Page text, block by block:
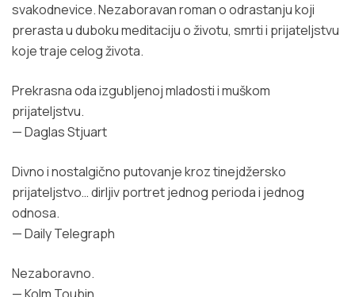
svakodnevice. Nezaboravan roman o odrastanju koji
prerasta u duboku meditaciju o životu, smrti i prijateljstvu
koje traje celog života.
Prekrasna oda izgubljenoj mladosti i muškom
prijateljstvu.
— Daglas Stjuart
Divno i nostalgično putovanje kroz tinejdžersko
prijateljstvo… dirljiv portret jednog perioda i jednog
odnosa.
— Daily Telegraph
Nezaboravno.